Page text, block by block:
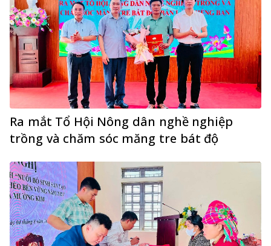
Ra mắt Tổ Hội Nông dân nghề nghiệp
trồng và chăm sóc măng tre bát độ